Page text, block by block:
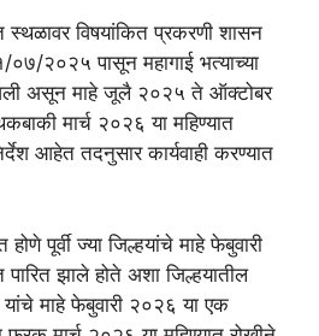
स्थळावर विषयांकित प्रकरणी शासन
२०२५ पासून महागाई भत्याच्या
असून माहे जूलै २०२५ ते ऑक्टोबर
मार्च २०२६ या महिण्यात
आहेत तदनुसार कार्यवाही करण्यात
होणे पूर्वी ज्या जिल्हयांचे माहे फेबुवारी
झाले होते अशा जिल्हयातील
यांचे माहे फेबुवारी २०२६ या एक